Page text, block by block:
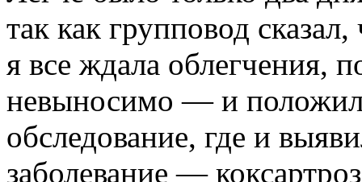
так как групповод
я все ждала облегчения,
невыносимо — и
обследование, где и
заболевание —